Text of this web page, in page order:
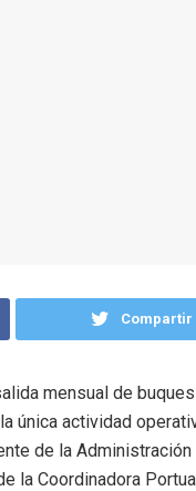
Compartir
mensual de
única actividad
de la
la Coordinadora